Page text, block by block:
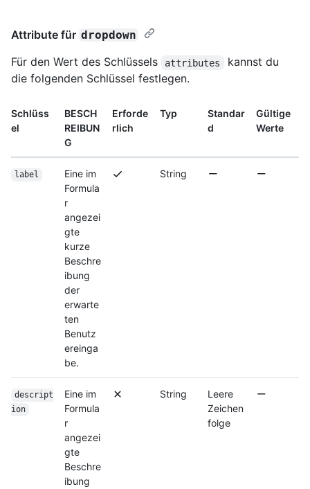
Attribute für dropdown
Für den Wert des Schlüssels attributes
kannst du
die folgenden Schlüssel festlegen.
Schlüss
el
BESCH
REIBUN
G
Erforde
rlich
Typ
Standar
d
Gültige
Werte
label
Eine im
Formula
r
angezei
gte
kurze
Beschre
ibung
der
erwarte
ten
Benutz
ereinga
be.
String
descript
ion
Eine im
Formula
r
angezei
gte
Beschre
ibung
String
Leere
Zeichen
folge